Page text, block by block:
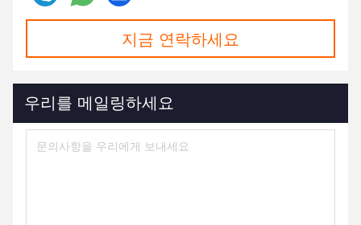
지금 연락하세요
우리를 메일링하세요